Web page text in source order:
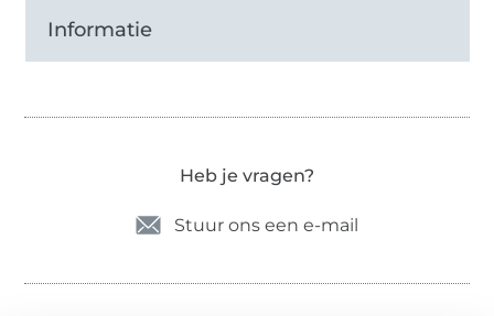
Informatie
Heb je vragen?
Stuur ons een e-mail